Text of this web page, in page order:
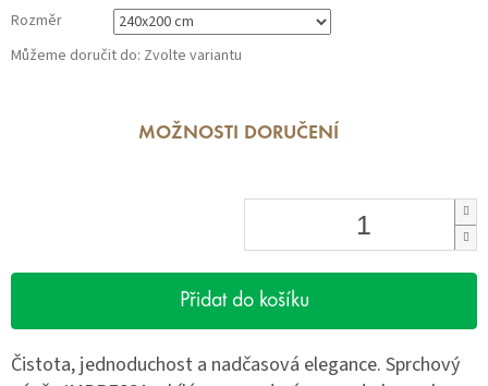
Rozměr
Můžeme doručit do: Zvolte variantu
MOŽNOSTI DORUČENÍ
Přidat do košíku
Čistota, jednoduchost a nadčasová elegance. Sprchový